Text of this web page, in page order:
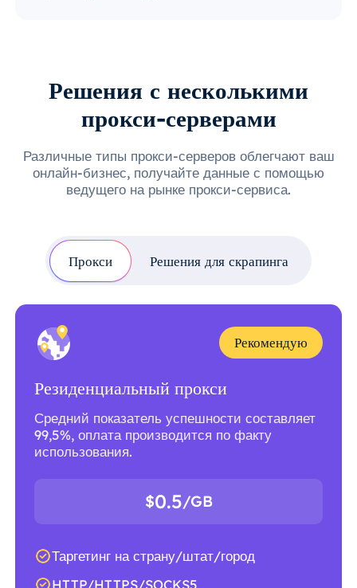
Решения с несколькими
прокси-серверами
Различные типы прокси-серверов облегчают ваш
онлайн-бизнес, получайте данные с помощью
ведущего на рынке прокси-сервиса.
Прокси Решения для скрапинга
Рекомендую
Резиденциальный прокси
Средний показатель успешности составляет
99,5%, оплата производится по факту
использования.
$0.5/GB
Таргетинг на страну/штат/город
HTTP/HTTPS/SOCKS5